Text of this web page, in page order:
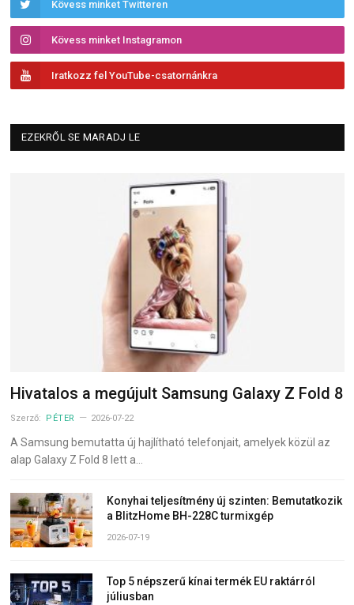
Kövess minket Twitteren
Kövess minket Instagramon
Iratkozz fel YouTube-csatornánkra
EZEKRŐL SE MARADJ LE
Hivatalos a megújult Samsung Galaxy Z Fold 8
Szerző: PÉTER 2026-07-22
A Samsung bemutatta új hajlítható telefonjait, amelyek közül az
alap Galaxy Z Fold 8 lett a…
Konyhai teljesítmény új szinten: Bemutatkozik
a BlitzHome BH-228C turmixgép
2026-07-19
Top 5 népszerű kínai termék EU raktárról
júliusban